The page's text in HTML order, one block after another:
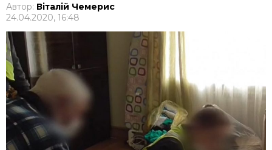
Автор: Віталій Чемерис
24.04.2020, 16:48